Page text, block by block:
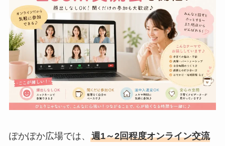
ぽかぽか広場では、 週1～2回程度オンライン交流